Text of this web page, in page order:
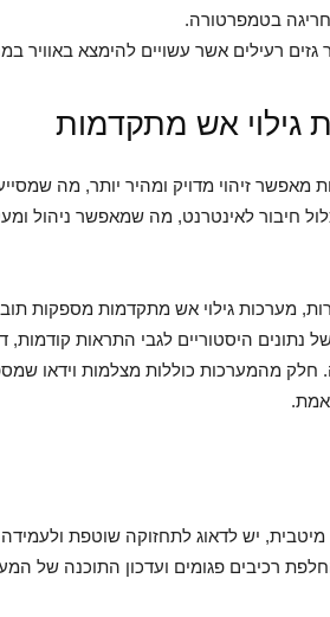
חריגה בטמפרטורה.
גזים רעילים אשר עשויים להימצא באוויר
גילוי אש מתקדמות
זיהוי מדויק ומהיר יותר, מה
חיבור לאינטרנט, מה שמאפשר ניהול
מערכות גילוי אש מתקדמות מספקות
נתונים היסטוריים לגבי התראות קודמות,
חלק מהמערכות כוללות מצלמות וידאו
מיטבית, יש לדאוג לתחזוקה שוטפת
רכיבים פגומים ועדכון התוכנה של